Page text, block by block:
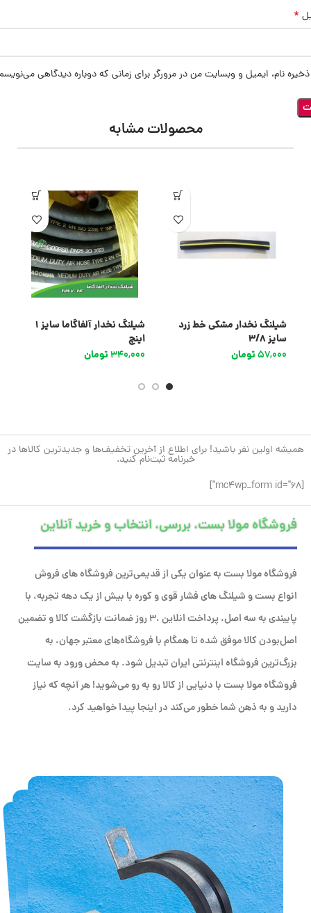
*
ذخیره نام، ایمیل و وبسایت من در مرورگر برای زمانی که دوباره دیدگاهی
محصولات مشابه
شیلنگ نخدار مشکی خط زرد
سایز 3/8
57,000تومان
شیلنگ نخدار آلفاگاما سایز 1
اینچ
340,000تومان
همیشه اولین نفر باشید! برای اطلاع از آخرین تخفیف‌ها و جدیدترین کالاها در
خبرنامه ثبت‌نام کنید.
[mc4wp_form id="68"]
فروشگاه مولا بست، بررسی، انتخاب و خرید آنلاین
فروشگاه مولا بست به عنوان یکی از قدیمی‌ترین فروشگاه های فروش
انواع بست و شیلنگ های فشار قوی و کوره با بیش از یک دهه تجربه، با
پایبندی به سه اصل، پرداخت انلاین ،۳ روز ضمانت بازگشت کالا و تضمین
اصل‌بودن کالا موفق شده تا همگام با فروشگاه‌های معتبر جهان، به
بزرگ‌ترین فروشگاه اینترنتی ایران تبدیل شود. به محض ورود به سایت
فروشگاه مولا بست با دنیایی از کالا رو به رو می‌شوید! هر آنچه که نیاز
دارید و به ذهن شما خطور می‌کند در اینجا پیدا خواهید کرد.